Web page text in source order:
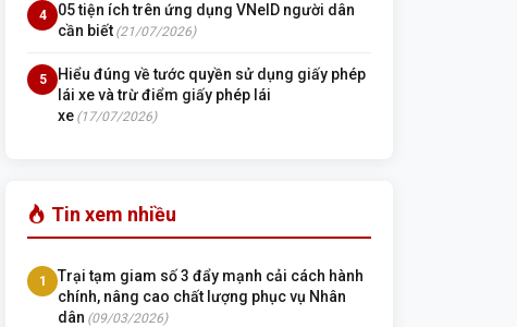
4
05 tiện ích trên ứng dụng VNeID người dân
cần biết (21/07/2026)
5
Hiểu đúng về tước quyền sử dụng giấy phép
lái xe và trừ điểm giấy phép lái
xe (17/07/2026)
Tin xem nhiều
1
Trại tạm giam số 3 đẩy mạnh cải cách hành
chính, nâng cao chất lượng phục vụ Nhân
dân (09/03/2026)